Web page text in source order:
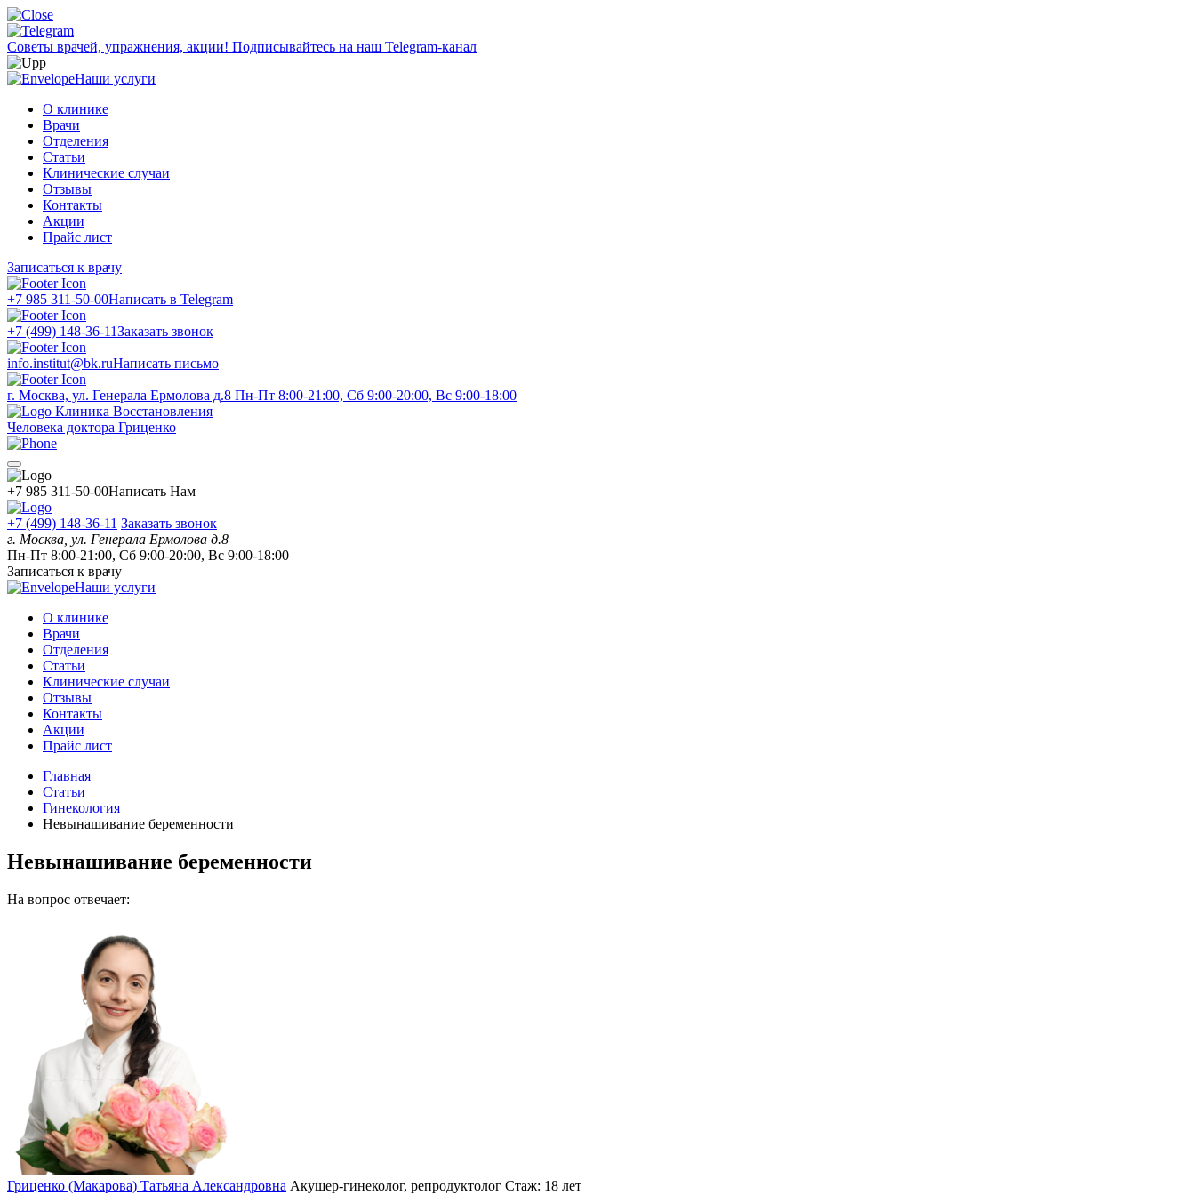
Советы врачей, упражнения, акции! Подписывайтесь на наш Telegram-канал
Наши услуги
О клинике
Врачи
Отделения
Статьи
Клинические случаи
Отзывы
Контакты
Акции
Прайс лист
Записаться к врачу
+7 985 311-50-00Написать в Telegram
+7 (499) 148-36-11Заказать звонок
info.institut@bk.ruНаписать письмо
г. Москва, ул. Генерала Ермолова д.8 Пн-Пт 8:00-21:00, Сб 9:00-20:00, Вс 9:00-18:00
Клиника Восстановления
Человека доктора Гриценко
+7 985 311-50-00Написать Нам
+7 (499) 148-36-11 Заказать звонок
г. Москва, ул. Генерала Ермолова д.8
Пн-Пт 8:00-21:00, Сб 9:00-20:00, Вс 9:00-18:00
Записаться к врачу
Наши услуги
О клинике
Врачи
Отделения
Статьи
Клинические случаи
Отзывы
Контакты
Акции
Прайс лист
Главная
Статьи
Гинекология
Невынашивание беременности
Невынашивание беременности
На вопрос отвечает:
Гриценко (Макарова) Татьяна Александровна Акушер-гинеколог, репродуктолог Стаж: 18 лет